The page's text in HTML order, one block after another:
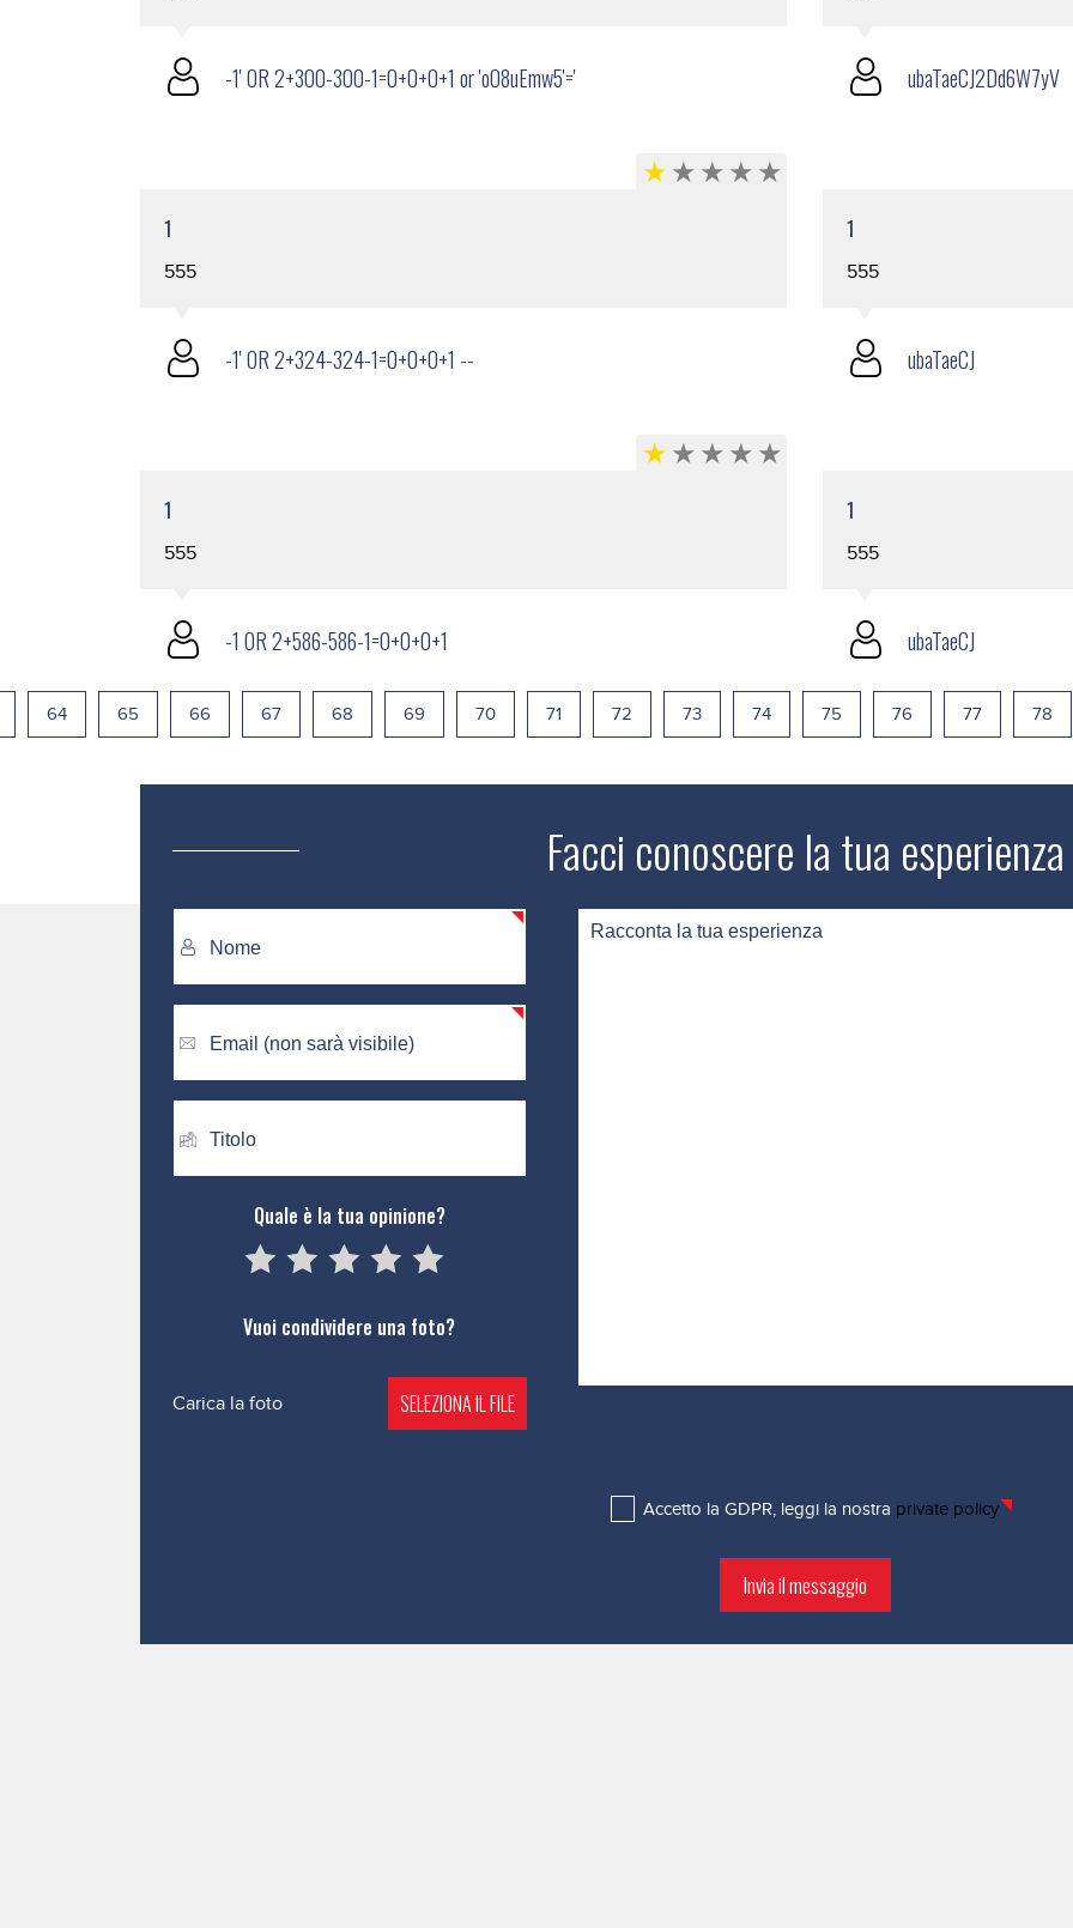
-1' OR 2+300-300-1=0+0+0+1 or 'oO8uEmw5'='
1
555
-1' OR 2+324-324-1=0+0+0+1 --
1
555
-1 OR 2+586-586-1=0+0+0+1
ubaTaeCJ2Dd6W7yV
1
555
ubaTaeCJ
1
555
ubaTaeCJ
64 65 66 67 68 69 70 71 72 73 74 75 76 77 78
Facci conoscere la tua esperienza
Quale è la tua opinione?
45
4
35
3
25
2
15
1
05
Vuoi condividere una foto?
Carica la foto SELEZIONA IL FILE
Accetto la GDPR, leggi la nostra private policy
Invia il messaggio